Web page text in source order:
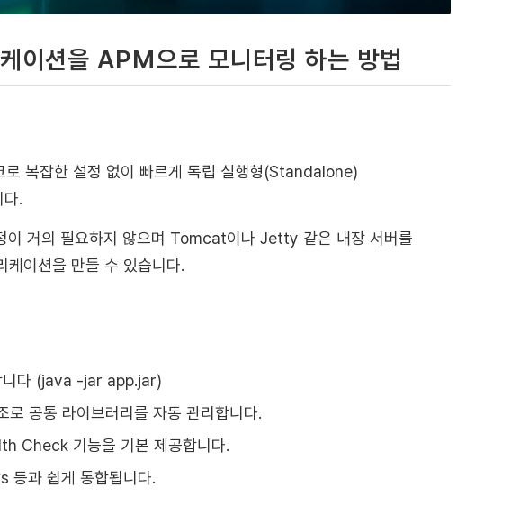
션을 APM으로 모니터링 하는 방법
복잡한 설정 없이 빠르게 독립 실행형(Standalone)
.
거의 필요하지 않으며 Tomcat이나 Jetty 같은 내장 서버를
케이션을 만들 수 있습니다.
니다 (java -jar app.jar)
공통 라이브러리를 자동 관리합니다.
Check 기능을 기본 제공합니다.
과 쉽게 통합됩니다.